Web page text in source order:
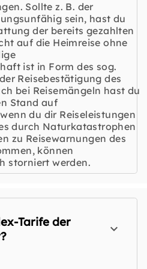
Sollte z. B. der
sein, hast du
der bereits gezahlten
auf die Heimreise ohne
ist in Form des sog.
Reisebestätigung des
bei Reisemängeln hast du
Stand auf
du dir Reiseleistungen
durch Naturkatastrophen
zu Reisewarnungen des
können
storniert werden.
Tarife der